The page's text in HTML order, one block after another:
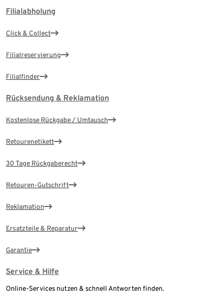
Filialabholung
Click & Collect
Filialreservierung
Filialfinder
Rücksendung & Reklamation
Kostenlose Rückgabe / Umtausch
Retourenetikett
30 Tage Rückgaberecht
Retouren-Gutschrift
Reklamation
Ersatzteile & Reparatur
Garantie
Service & Hilfe
Online-Services nutzen & schnell Antworten finden.